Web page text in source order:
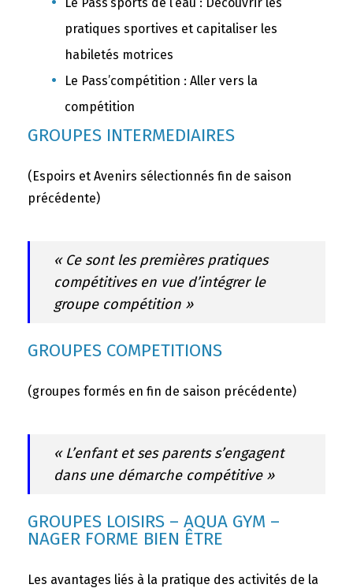
pratiques sportives et capitaliser les
habiletés motrices
Le Pass’compétition : Aller vers la
compétition
GROUPES INTERMEDIAIRES
(Espoirs et Avenirs sélectionnés fin de saison
précédente)
« Ce sont les premières pratiques
compétitives en vue d’intégrer le
groupe compétition »
GROUPES COMPETITIONS
(groupes formés en fin de saison précédente)
« L’enfant et ses parents s’engagent
dans une démarche compétitive »
GROUPES LOISIRS – AQUA GYM –
NAGER FORME BIEN ÊTRE
Les avantages liés à la pratique des activités de la